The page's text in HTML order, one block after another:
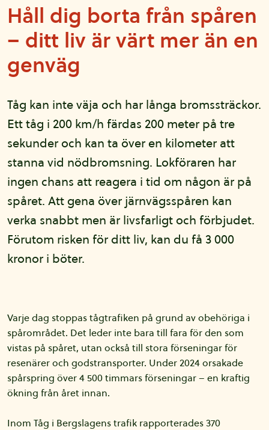
Håll dig borta från spåren
– ditt liv är värt mer än en
genväg
Tåg kan inte väja och har långa bromssträckor.
Ett tåg i 200 km/h färdas 200 meter på tre
sekunder och kan ta över en kilometer att
stanna vid nödbromsning. Lokföraren har
ingen chans att reagera i tid om någon är på
spåret. Att gena över järnvägsspåren kan
verka snabbt men är livsfarligt och förbjudet.
Förutom risken för ditt liv, kan du få 3 000
kronor i böter.
Varje dag stoppas tågtrafiken på grund av obehöriga i
spårområdet. Det leder inte bara till fara för den som
vistas på spåret, utan också till stora förseningar för
resenärer och godstransporter. Under 2024 orsakade
spårspring över 4 500 timmars förseningar – en kraftig
ökning från året innan.
Inom Tåg i Bergslagens trafik rapporterades 370